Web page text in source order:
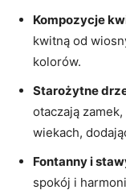
Kompozycje
kwitną od
kolorów.
Starożytne
otaczają
wiekach,
Fontanny i
spokój i